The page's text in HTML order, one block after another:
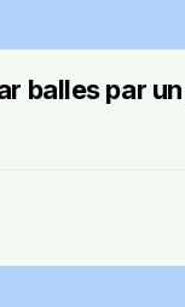
balles par